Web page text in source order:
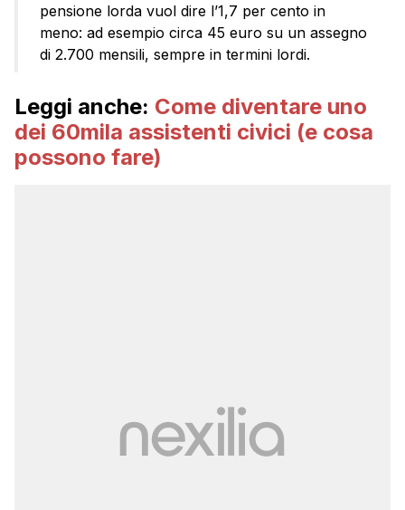
pensione lorda vuol dire l’1,7 per cento in
meno: ad esempio circa 45 euro su un assegno
di 2.700 mensili, sempre in termini lordi.
Leggi anche: Come diventare uno
dei 60mila assistenti civici (e cosa
possono fare)